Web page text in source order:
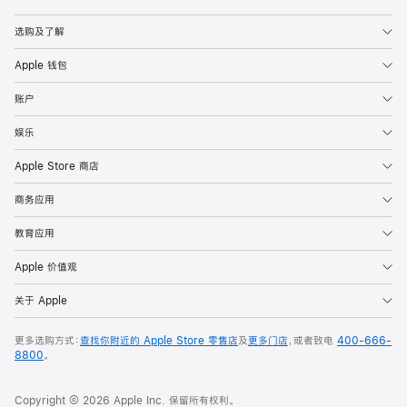
选购及了解
Apple 钱包
账户
娱乐
Apple Store 商店
商务应用
教育应用
Apple 价值观
关于 Apple
更多选购方式：查找你附近的 Apple Store 零售店及更多门店，或者致电 400-666-
8800。
Copyright © 2026 Apple Inc. 保留所有权利。